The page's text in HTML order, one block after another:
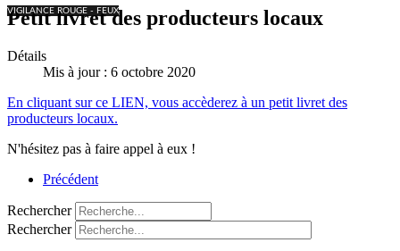
VIGILANCE ROUGE - FEUX
Petit livret des producteurs locaux
Détails
Mis à jour : 6 octobre 2020
En cliquant sur ce LIEN, vous accèderez à un petit livret des
producteurs locaux.
N'hésitez pas à faire appel à eux !
Précédent
Rechercher
Rechercher